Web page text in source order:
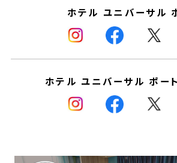
ホテル ユニバーサル
ホテル ユニバーサル ポー